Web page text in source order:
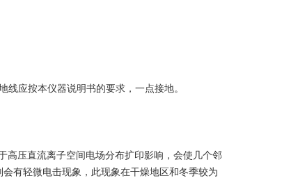
应按本仪器说明书的要求，一点接地。
高压直流离子空间电场分布扩印影响，会使几个邻
有轻微电击现象，此现象在干燥地区和冬季较为